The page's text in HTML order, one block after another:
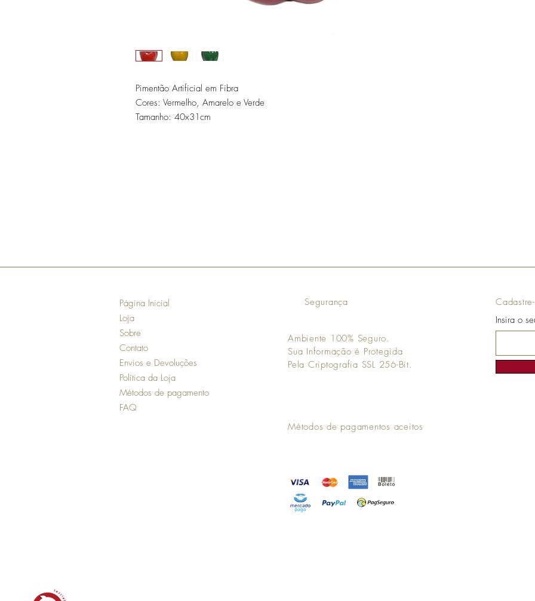
Pimentão Artificial em Fibra
Cores: Vermelho, Amarelo e Verde
Tamanho: 40x31cm
Página Inicial
Loja
Sobre
Contato
Envios e Devoluções
Política da Loja
Métodos de pagamento
FAQ
Segurança
Ambiente 100% Seguro.
Sua Informação é Protegida
Pela Criptografia SSL 256-Bit.
Insira o
Métodos de pagamentos aceitos